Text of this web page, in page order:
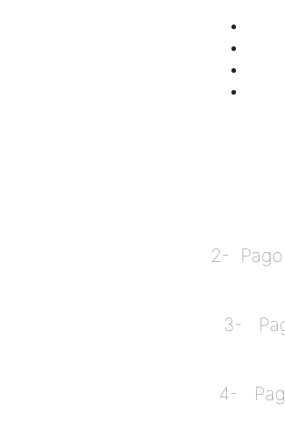
2- Pago
3-
4-